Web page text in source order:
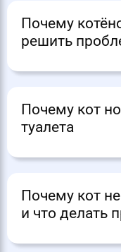
Почему
решить
Почему кот
туалета
Почему кот
и что делать